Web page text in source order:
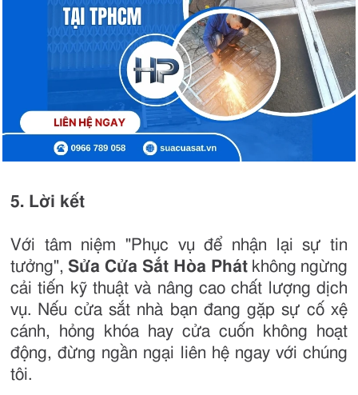
5. Lời kết
Với tâm niệm "Phục vụ để nhận lại sự tin
tưởng", Sửa Cửa Sắt Hòa Phát không ngừng
cải tiến kỹ thuật và nâng cao chất lượng dịch
vụ. Nếu cửa sắt nhà bạn đang gặp sự cố xệ
cánh, hỏng khóa hay cửa cuốn không hoạt
động, đừng ngần ngại liên hệ ngay với chúng
tôi.